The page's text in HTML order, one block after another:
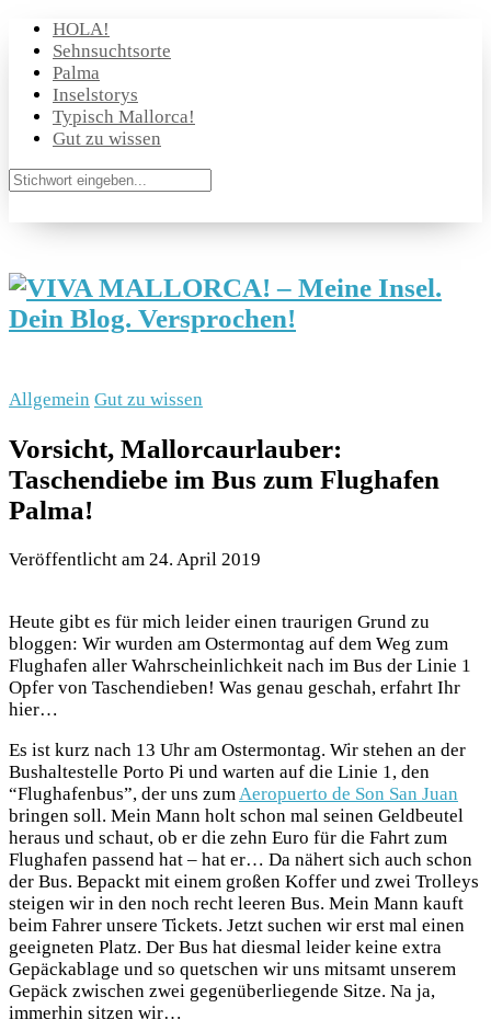
HOLA!
Sehnsuchtsorte
Palma
Inselstorys
Typisch Mallorca!
Gut zu wissen
Allgemein Gut zu wissen
Vorsicht, Mallorcaurlauber:
Taschendiebe im Bus zum Flughafen
Palma!
Veröffentlicht am 24. April 2019
Heute gibt es für mich leider einen traurigen Grund zu
bloggen: Wir wurden am Ostermontag auf dem Weg zum
Flughafen aller Wahrscheinlichkeit nach im Bus der Linie 1
Opfer von Taschendieben! Was genau geschah, erfahrt Ihr
hier…
Es ist kurz nach 13 Uhr am Ostermontag. Wir stehen an der
Bushaltestelle Porto Pi und warten auf die Linie 1, den
“Flughafenbus”, der uns zumAeropuerto de Son San Juan
bringen soll. Mein Mann holt schon mal seinen Geldbeutel
heraus und schaut, ob er die zehn Euro für die Fahrt zum
Flughafen passend hat – hat er… Da nähert sich auch schon
der Bus. Bepackt mit einem großen Koffer und zwei Trolleys
steigen wir in den noch recht leeren Bus. Mein Mann kauft
beim Fahrer unsere Tickets. Jetzt suchen wir erst mal einen
geeigneten Platz. Der Bus hat diesmal leider keine extra
Gepäckablage und so quetschen wir uns mitsamt unserem
Gepäck zwischen zwei gegenüberliegende Sitze. Na ja,
immerhin sitzen wir…